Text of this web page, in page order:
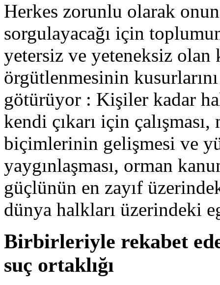
Herkes zorunlu olarak
sorgulayacağı için
yetersiz ve yeteneksiz
örgütlenmesinin
götürüyor : Kişiler kadar
kendi çıkarı için
biçimlerinin gelişmesi ve
yaygınlaşması, orman
güçlünün en zayıf
dünya halkları üzerindeki
Birbirleriyle rekabet
suç ortaklığı